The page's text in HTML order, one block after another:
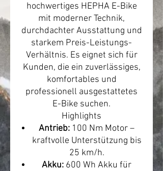
hochwertiges HEPHA E-Bike
mit moderner Technik,
durchdachter Ausstattung und
starkem Preis-Leistungs-
Verhältnis. Es eignet sich für
Kunden, die ein zuverlässiges,
komfortables und
professionell ausgestattetes
E-Bike suchen.
Highlights
Antrieb: 100 Nm Motor –
kraftvolle Unterstützung bis
25 km/h.
Akku: 600 Wh Akku für